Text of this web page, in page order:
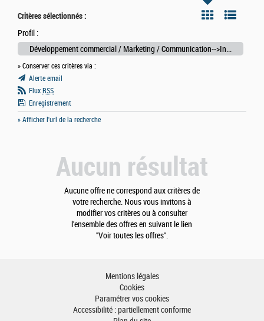
Critères sélectionnés :
Profil :
Développement commercial / Marketing / Communication-->Ingénieur commercial
» Conserver ces critères via :
Alerte email
Flux RSS
Enregistrement
» Afficher l'url de la recherche
Aucun résultat
Aucune offre ne correspond aux critères de
votre recherche. Nous vous invitons à
modifier vos critères ou à consulter
l'ensemble des offres en suivant le lien
"Voir toutes les offres".
Mentions légales
Cookies
Paramétrer vos cookies
Accessibilité : partiellement conforme